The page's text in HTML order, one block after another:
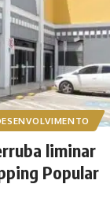
liminar
Popular